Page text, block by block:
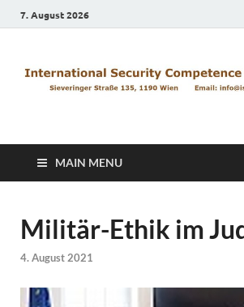
7. August 2026
ISCC
MAIN MENU
Militär-Ethik im
4. August 2021